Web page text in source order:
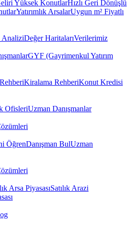
Yüksek KonutlarHızlı Geri Dönüşlü
Yatırımlık ArsalarUygun m² Fiyatlı
AnaliziDeğer HaritalarıVerilerimiz
GYF (Gayrimenkul Yatırım
RehberiKiralama RehberiKonut Kredisi
OfisleriUzman Danışmanlar
ÖğrenDanışman BulUzman
Arsa PiyasasıSatılık Arazi